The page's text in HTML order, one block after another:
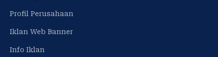
Profil Perusahaan
Iklan Web Banner
Info Iklan